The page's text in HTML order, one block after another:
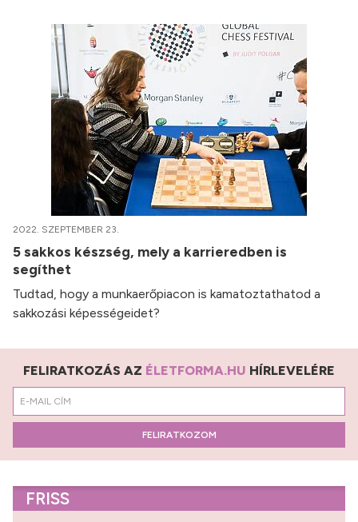
2022. SZEPTEMBER 23.
5 sakkos készség, mely a karrieredben is
segíthet
Tudtad, hogy a munkaerőpiacon is kamatoztathatod a
sakkozási képességeidet?
FELIRATKOZÁS AZ ÉLETFORMA.HU HÍRLEVELÉRE
FELIRATKOZOM
FRISS